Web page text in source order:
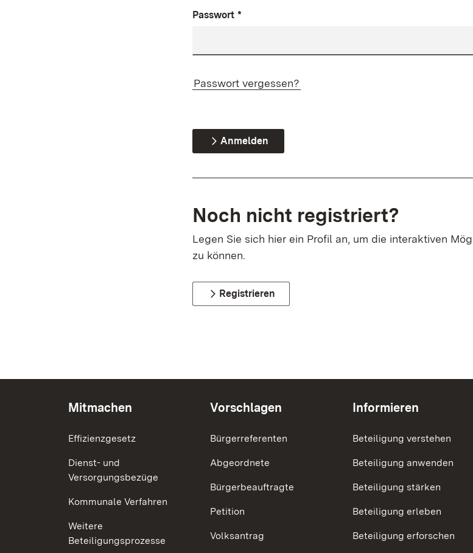
Passwort *
Passwort vergessen?
Anmelden
Noch nicht registriert?
Legen Sie sich hier ein Profil an, um die interaktiven
zu können.
Registrieren
Mitmachen
Effizienzgesetz
Dienst- und
Versorgungsbezüge
Kommunale Verfahren
Weitere
Beteiligungsprozesse
Vorschlagen
Bürgerreferenten
Abgeordnete
Bürgerbeauftragte
Petition
Volksantrag
Informieren
Beteiligung verstehen
Beteiligung anwenden
Beteiligung stärken
Beteiligung erleben
Beteiligung erforschen